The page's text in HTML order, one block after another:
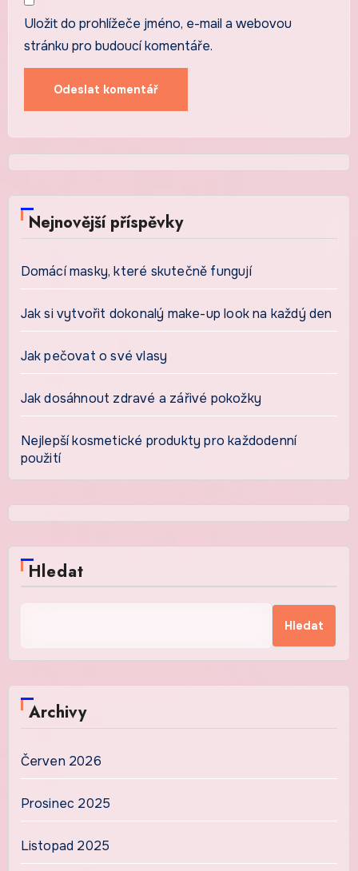
Uložit do prohlížeče jméno, e-mail a webovou
stránku pro budoucí komentáře.
Nejnovější příspěvky
Domácí masky, které skutečně fungují
Jak si vytvořit dokonalý make-up look na každý den
Jak pečovat o své vlasy
Jak dosáhnout zdravé a zářivé pokožky
Nejlepší kosmetické produkty pro každodenní
použití
Hledat
Hledat
Archivy
Červen 2026
Prosinec 2025
Listopad 2025